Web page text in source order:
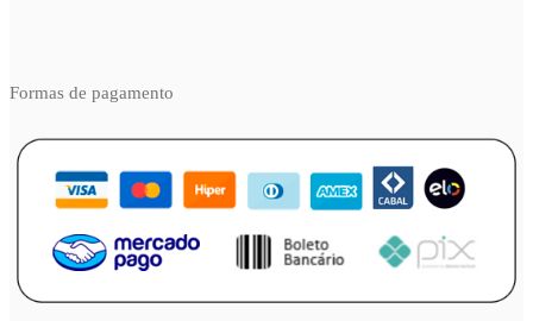
Formas de pagamento